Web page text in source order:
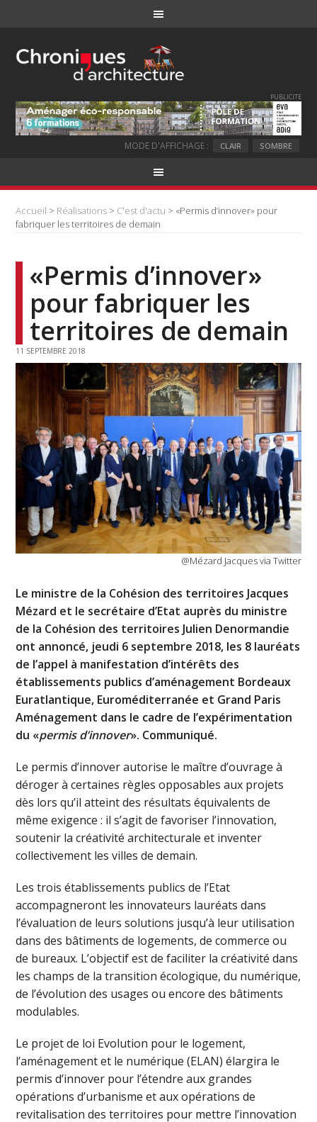
PUBLICITE
MODE D'AFFICHAGE : CLAIR SOMBRE
Accueil > Réalisations > C'est d'actu > «Permis d’innover» pour
fabriquer les territoires de demain
«Permis d’innover»
pour fabriquer les
territoires de demain
11 SEPTEMBRE 2018
@Mézard Jacques via Twitter
Le ministre de la Cohésion des territoires Jacques
Mézard et le secrétaire d’Etat auprès du ministre
de la Cohésion des territoires Julien Denormandie
ont annoncé, jeudi 6 septembre 2018, les 8 lauréats
de l’appel à manifestation d’intérêts des
établissements publics d’aménagement Bordeaux
Euratlantique, Euroméditerranée et Grand Paris
Aménagement dans le cadre de l’expérimentation
du «permis d’innover». Communiqué.
Le permis d’innover autorise le maître d’ouvrage à
déroger à certaines règles opposables aux projets
dès lors qu’il atteint des résultats équivalents de
même exigence : il s’agit de favoriser l’innovation,
soutenir la créativité architecturale et inventer
collectivement les villes de demain.
Les trois établissements publics de l’Etat
accompagneront les innovateurs lauréats dans
l’évaluation de leurs solutions jusqu’à leur utilisation
dans des bâtiments de logements, de commerce ou
de bureaux. L’objectif est de faciliter la créativité dans
les champs de la transition écologique, du numérique,
de l’évolution des usages ou encore des bâtiments
modulables.
Le projet de loi Evolution pour le logement,
l’aménagement et le numérique (ELAN) élargira le
permis d’innover pour l’étendre aux grandes
opérations d’urbanisme et aux opérations de
revitalisation des territoires pour mettre l’innovation